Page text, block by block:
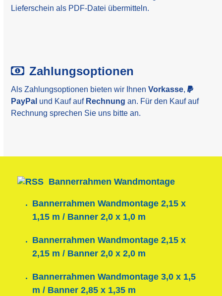
Lieferschein als PDF-Datei übermitteln.
Zahlungsoptionen
Als Zahlungsoptionen bieten wir IhnenVorkasse,
PayPal und Kauf auf Rechnung an. Für den Kauf auf
Rechnung sprechen Sie uns bitte an.
Bannerrahmen Wandmontage
Bannerrahmen Wandmontage 2,15 x
1,15 m / Banner 2,0 x 1,0 m
Bannerrahmen Wandmontage 2,15 x
2,15 m / Banner 2,0 x 2,0 m
Bannerrahmen Wandmontage 3,0 x 1,5
m / Banner 2,85 x 1,35 m